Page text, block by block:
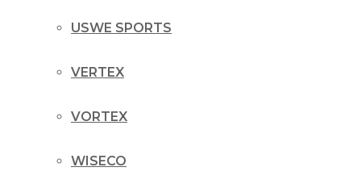
USWE SPORTS
VERTEX
VORTEX
WISECO